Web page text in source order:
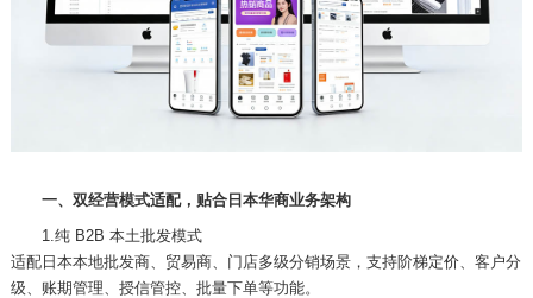
一、双经营模式适配，贴合日本华商业务架构
1. 纯 B2B 本土批发模式
适配日本本地批发商、贸易商、门店多级分销场景，支持阶梯定价、客户分
级、账期管理、授信管控、批量下单等功能。